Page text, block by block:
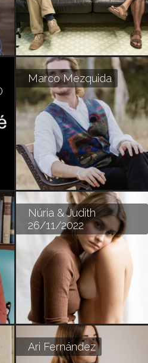
Marco Mezquida
Núria & Judith
26/11/2022
Ari Fernández